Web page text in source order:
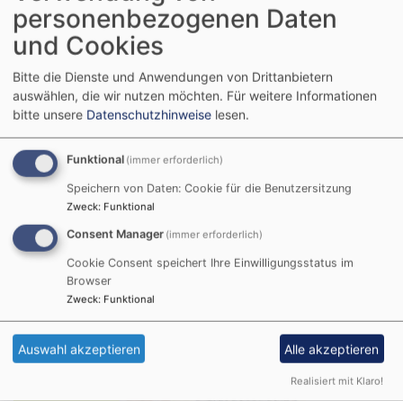
canva.com
Gemeinsam Feiern
personenbezogenen Daten
und Cookies
Bitte die Dienste und Anwendungen von Drittanbietern
auswählen, die wir nutzen möchten. Für weitere Informationen
bitte unsere Datenschutzhinweise lesen.
Funktional (immer erforderlich)
Speichern von Daten: Cookie für die Benutzersitzung
Zweck: Funktional
Consent Manager (immer erforderlich)
Cookie Consent speichert Ihre Einwilligungsstatus im
Browser
Zweck: Funktional
Auswahl akzeptieren Alle akzeptieren
Realisiert mit Klaro!